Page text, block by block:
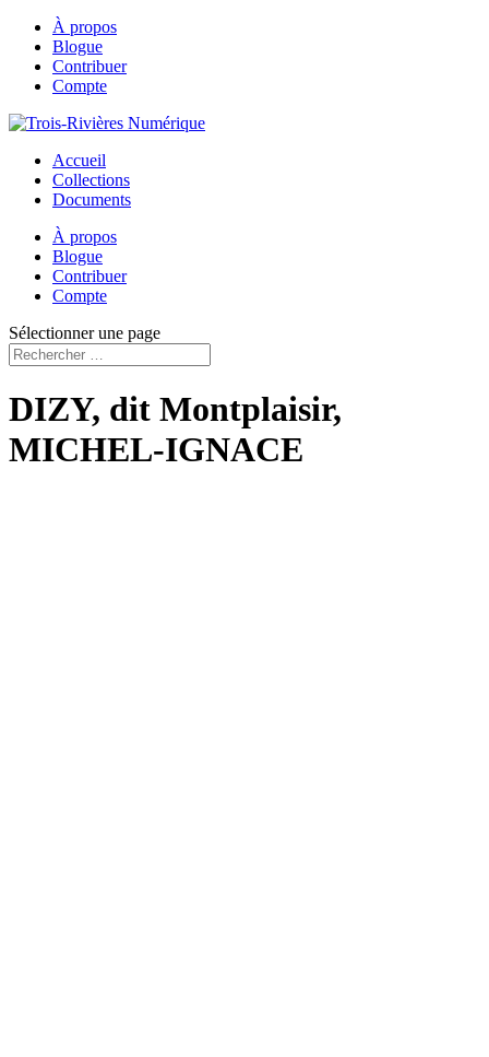
À propos
Blogue
Contribuer
Compte
Accueil
Collections
Documents
À propos
Blogue
Contribuer
Compte
Sélectionner une page
DIZY, dit Montplaisir,
MICHEL-IGNACE